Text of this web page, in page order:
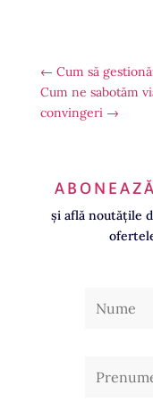
← Cum să
Cum ne sabotăm
convingeri→
și află noutățile